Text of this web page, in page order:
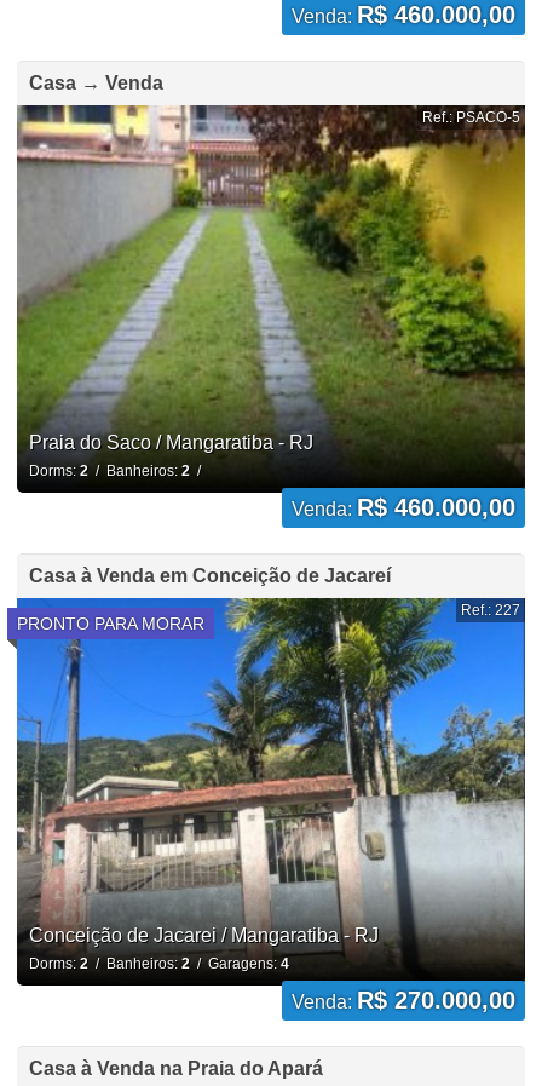
Venda: R$ 460.000,00
Casa → Venda
Ref.: PSACO-5
Praia do Saco / Mangaratiba - RJ
Dorms: 2/ Banheiros: 2/
Venda: R$ 460.000,00
Casa à Venda em Conceição de Jacareí
PRONTO PARA MORAR
Ref.: 227
Conceição de Jacarei / Mangaratiba - RJ
Dorms: 2/ Banheiros: 2/ Garagens: 4
Venda: R$ 270.000,00
Casa à Venda na Praia do Apará